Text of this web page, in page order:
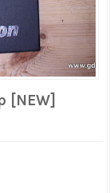
[NEW]